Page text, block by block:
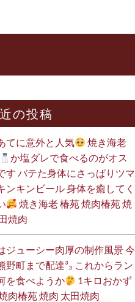
の投稿
てに意外と人気
焼き海老
か塩ダレで食べるのがオス
す バテた身体にさっぱりツマ
ンキンビール 身体を癒してく
焼き海老 椿苑 焼肉椿苑 焼
焼肉
ジューシー肉厚の制作風景 今
野町まで配達³₃ これからラン
を食べようか
1キロおかず
肉椿苑 焼肉 太田焼肉